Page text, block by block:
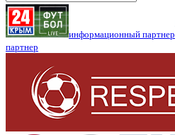
информационный партнер
партнер